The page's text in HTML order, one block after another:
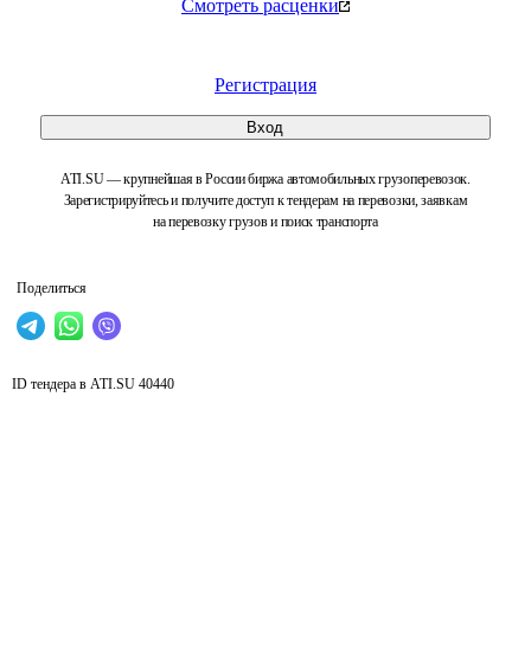
Смотреть расценки
Регистрация
Вход
ATI.SU — крупнейшая в России биржа автомобильных грузоперевозок.
Зарегистрируйтесь и получите доступ к тендерам на перевозки, заявкам
на перевозку грузов и поиск транспорта
Поделиться
ID тендера в ATI.SU 40440